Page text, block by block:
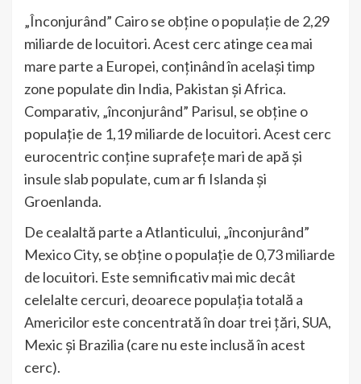
„Înconjurând” Cairo se obține o populație de 2,29
miliarde de locuitori. Acest cerc atinge cea mai
mare parte a Europei, conținând în același timp
zone populate din India, Pakistan și Africa.
Comparativ, „înconjurând” Parisul, se obține o
populație de 1,19 miliarde de locuitori. Acest cerc
eurocentric conține suprafețe mari de apă și
insule slab populate, cum ar fi Islanda și
Groenlanda.
De cealaltă parte a Atlanticului, „înconjurând”
Mexico City, se obține o populație de 0,73 miliarde
de locuitori. Este semnificativ mai mic decât
celelalte cercuri, deoarece populația totală a
Americilor este concentrată în doar trei țări, SUA,
Mexic și Brazilia (care nu este inclusă în acest
cerc).